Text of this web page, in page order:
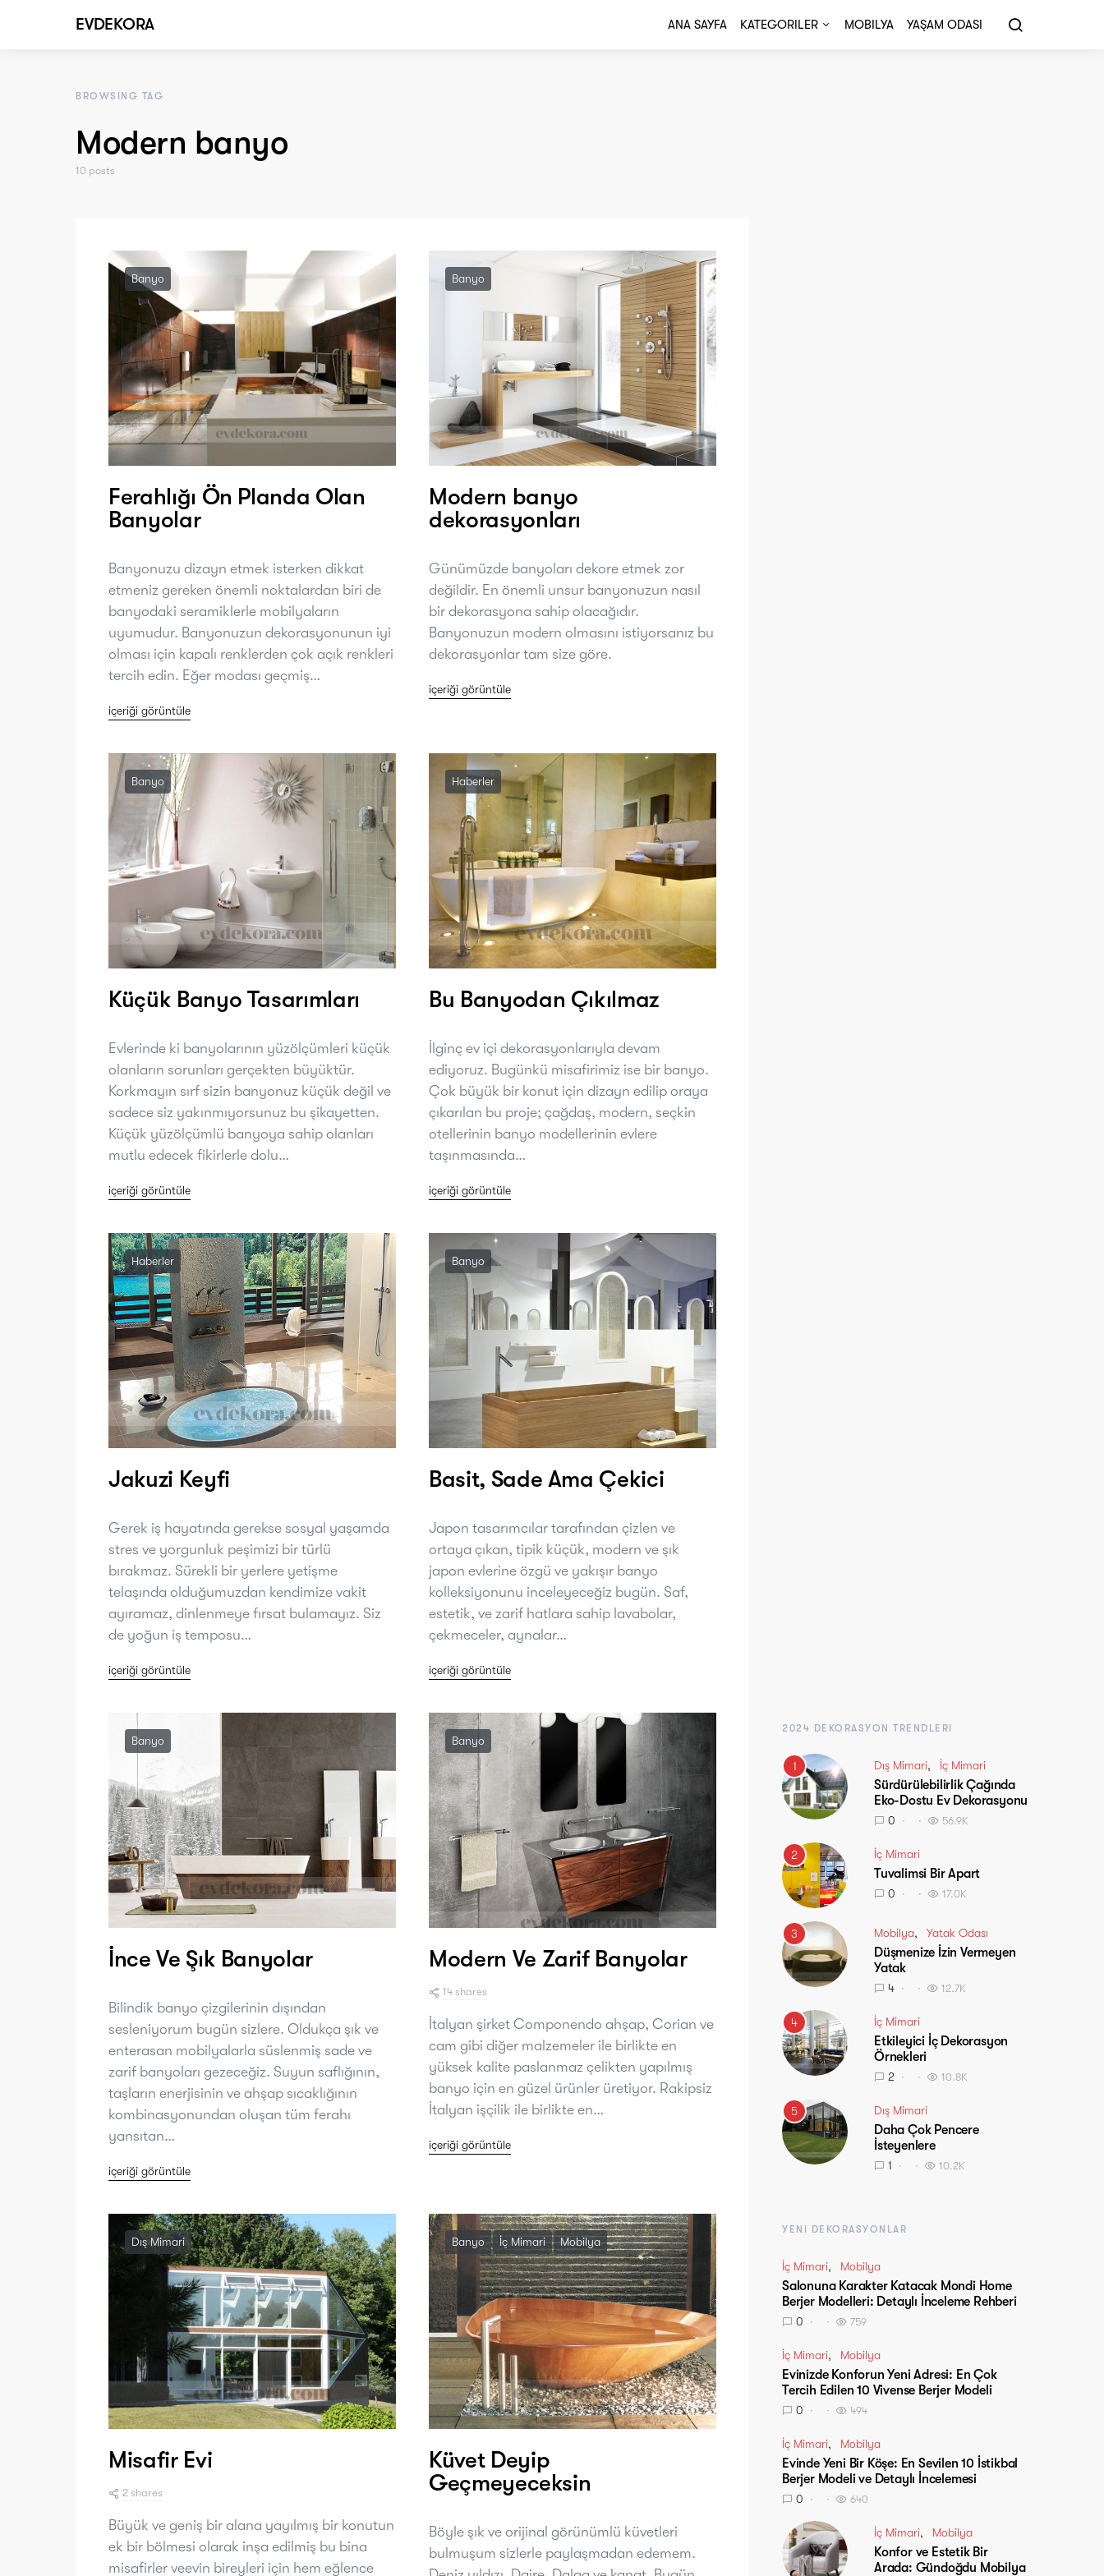
EVDEKORA ANA SAYFA KATEGORILER MOBILYA YAŞAM ODASI
BROWSING TAG
Modern banyo
10 posts
Banyo
Ferahlığı Ön Planda Olan
Banyolar
Banyonuzu dizayn etmek isterken dikkat
etmeniz gereken önemli noktalardan biri de
banyodaki seramiklerle mobilyaların
uyumudur. Banyonuzun dekorasyonunun iyi
olması için kapalı renklerden çok açık renkleri
tercih edin. Eğer modası geçmiş…
içeriği görüntüle
Banyo
Modern banyo
dekorasyonları
Günümüzde banyoları dekore etmek zor
değildir. En önemli unsur banyonuzun nasıl
bir dekorasyona sahip olacağıdır.
Banyonuzun modern olmasını istiyorsanız bu
dekorasyonlar tam size göre.
içeriği görüntüle
Banyo
Küçük Banyo Tasarımları
Evlerinde ki banyolarının yüzölçümleri küçük
olanların sorunları gerçekten büyüktür.
Korkmayın sırf sizin banyonuz küçük değil ve
sadece siz yakınmıyorsunuz bu şikayetten.
Küçük yüzölçümlü banyoya sahip olanları
mutlu edecek fikirlerle dolu…
içeriği görüntüle
Haberler
Bu Banyodan Çıkılmaz
İlginç ev içi dekorasyonlarıyla devam
ediyoruz. Bugünkü misafirimiz ise bir banyo.
Çok büyük bir konut için dizayn edilip oraya
çıkarılan bu proje; çağdaş, modern, seçkin
otellerinin banyo modellerinin evlere
taşınmasında…
içeriği görüntüle
Haberler
Jakuzi Keyfi
Gerek iş hayatında gerekse sosyal yaşamda
stres ve yorgunluk peşimizi bir türlü
bırakmaz. Sürekli bir yerlere yetişme
telaşında olduğumuzdan kendimize vakit
ayıramaz, dinlenmeye fırsat bulamayız. Siz
de yoğun iş temposu…
içeriği görüntüle
Banyo
Basit, Sade Ama Çekici
Japon tasarımcılar tarafından çizlen ve
ortaya çıkan, tipik küçük, modern ve şık
japon evlerine özgü ve yakışır banyo
kolleksiyonunu inceleyeceğiz bugün. Saf,
estetik, ve zarif hatlara sahip lavabolar,
çekmeceler, aynalar…
içeriği görüntüle
Banyo
İnce Ve Şık Banyolar
Bilindik banyo çizgilerinin dışından
sesleniyorum bugün sizlere. Oldukça şık ve
enterasan mobilyalarla süslenmiş sade ve
zarif banyoları gezeceğiz. Suyun saflığının,
taşların enerjisinin ve ahşap sıcaklığının
kombinasyonundan oluşan tüm ferahı
yansıtan…
içeriği görüntüle
Banyo
Modern Ve Zarif Banyolar
14 shares
İtalyan şirket Componendo ahşap, Corian ve
cam gibi diğer malzemeler ile birlikte en
yüksek kalite paslanmaz çelikten yapılmış
banyo için en güzel ürünler üretiyor. Rakipsiz
İtalyan işçilik ile birlikte en…
içeriği görüntüle
Dış Mimari
Misafir Evi
2 shares
Büyük ve geniş bir alana yayılmış bir konutun
ek bir bölmesi olarak inşa edilmiş bu bina
misafirler veevin bireyleri için hem eğlence
Banyo İç Mimari Mobilya
Küvet Deyip
Geçmeyeceksin
Böyle şık ve orijinal görünümlü küvetleri
bulmuşum sizlerle paylaşmadan edemem.
2024 DEKORASYON TRENDLERI
1 Dış Mimari İç Mimari
Sürdürülebilirlik Çağında
Eko-Dostu Ev Dekorasyonu
0 56.9K
2 İç Mimari
Tuvalimsi Bir Apart
0 17.0K
3 Mobilya Yatak Odası
Düşmenize İzin Vermeyen
Yatak
4 12.7K
4 İç Mimari
Etkileyici İç Dekorasyon
Örnekleri
2 10.8K
5 Dış Mimari
Daha Çok Pencere
İsteyenlere
1 10.2K
YENI DEKORASYONLAR
İç Mimari Mobilya
Salonuna Karakter Katacak Mondi Home
Berjer Modelleri: Detaylı İnceleme Rehberi
0 759
İç Mimari Mobilya
Evinizde Konforun Yeni Adresi: En Çok
Tercih Edilen 10 Vivense Berjer Modeli
0 494
İç Mimari Mobilya
Evinde Yeni Bir Köşe: En Sevilen 10 İstikbal
Berjer Modeli ve Detaylı İncelemesi
0 640
İç Mimari Mobilya
Konfor ve Estetik Bir
Arada: Gündoğdu Mobilya